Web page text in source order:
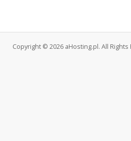
Copyright © 2026 aHosting.pl. All Rights